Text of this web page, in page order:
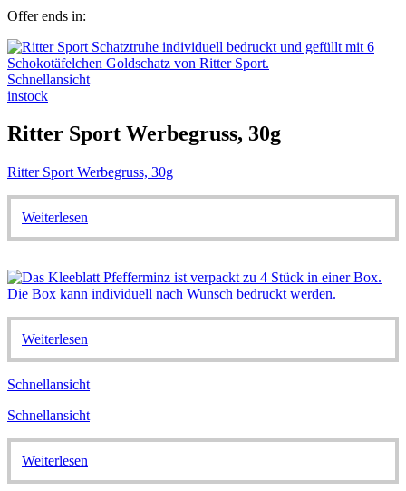
Offer ends in:
Schnellansicht
instock
Ritter Sport Werbegruss, 30g
Ritter Sport Werbegruss, 30g
Weiterlesen
Weiterlesen
Schnellansicht
Schnellansicht
Weiterlesen